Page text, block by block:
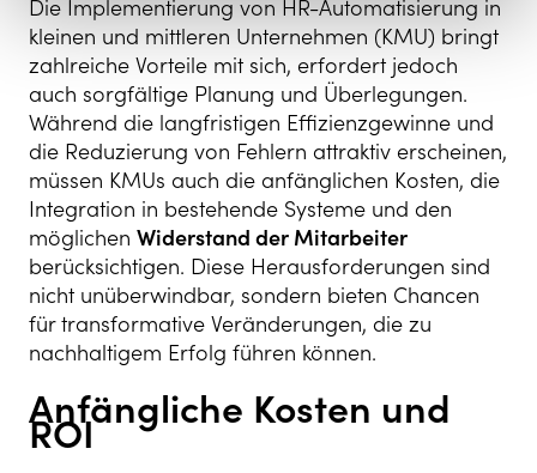
Die Implementierung von HR-Automatisierung in
kleinen und mittleren Unternehmen (KMU) bringt
zahlreiche Vorteile mit sich, erfordert jedoch
auch sorgfältige Planung und Überlegungen.
Während die langfristigen Effizienzgewinne und
die Reduzierung von Fehlern attraktiv erscheinen,
müssen KMUs auch die anfänglichen Kosten, die
Integration in bestehende Systeme und den
möglichen Widerstand der Mitarbeiter
berücksichtigen. Diese Herausforderungen sind
nicht unüberwindbar, sondern bieten Chancen
für transformative Veränderungen, die zu
nachhaltigem Erfolg führen können.
Anfängliche Kosten und
ROI